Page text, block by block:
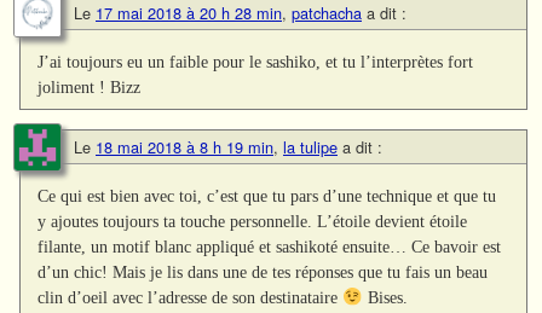
Le 17 mai 2018 à 20 h 28 min, patchacha a dit :
J’ai toujours eu un faible pour le sashiko, et tu l’interprètes fort
joliment ! Bizz
Le 18 mai 2018 à 8 h 19 min, la tulipe a dit :
Ce qui est bien avec toi, c’est que tu pars d’une technique et que tu
y ajoutes toujours ta touche personnelle. L’étoile devient étoile
filante, un motif blanc appliqué et sashikoté ensuite… Ce bavoir est
d’un chic! Mais je lis dans une de tes réponses que tu fais un beau
clin d’oeil avec l’adresse de son destinataire
Bises.